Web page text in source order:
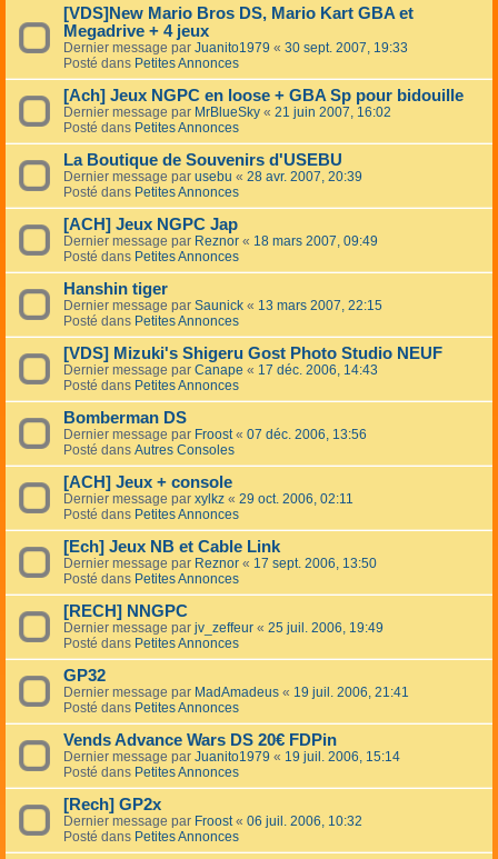
[VDS]New Mario Bros DS, Mario Kart GBA et
Megadrive + 4 jeux
Dernier message par Juanito1979 « 30 sept. 2007, 19:33
Posté dans Petites Annonces
[Ach] Jeux NGPC en loose + GBA Sp pour bidouille
Dernier message par MrBlueSky « 21 juin 2007, 16:02
Posté dans Petites Annonces
La Boutique de Souvenirs d'USEBU
Dernier message par usebu « 28 avr. 2007, 20:39
Posté dans Petites Annonces
[ACH] Jeux NGPC Jap
Dernier message par Reznor « 18 mars 2007, 09:49
Posté dans Petites Annonces
Hanshin tiger
Dernier message par Saunick « 13 mars 2007, 22:15
Posté dans Petites Annonces
[VDS] Mizuki's Shigeru Gost Photo Studio NEUF
Dernier message par Canape « 17 déc. 2006, 14:43
Posté dans Petites Annonces
Bomberman DS
Dernier message par Froost« 07 déc. 2006, 13:56
Posté dans Autres Consoles
[ACH] Jeux + console
Dernier message par xylkz « 29 oct. 2006, 02:11
Posté dans Petites Annonces
[Ech] Jeux NB et Cable Link
Dernier message par Reznor « 17 sept. 2006, 13:50
Posté dans Petites Annonces
[RECH] NNGPC
Dernier message par jv_zeffeur « 25 juil. 2006, 19:49
Posté dans Petites Annonces
GP32
Dernier message par MadAmadeus « 19 juil. 2006, 21:41
Posté dans Petites Annonces
Vends Advance Wars DS 20€ FDPin
Dernier message par Juanito1979 « 19 juil. 2006, 15:14
Posté dans Petites Annonces
[Rech] GP2x
Dernier message par Froost« 06 juil. 2006, 10:32
Posté dans Petites Annonces